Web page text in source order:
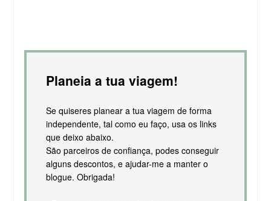
Planeia a tua viagem!
Se quiseres planear a tua viagem de forma
independente, tal como eu faço, usa os links
que deixo abaixo.
São parceiros de confiança, podes conseguir
alguns descontos, e ajudar-me a manter o
blogue. Obrigada!